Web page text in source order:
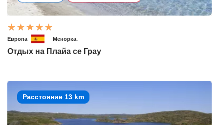
Европа Менорка.
Отдых на Плайа се Грау
Расстояние 13 km